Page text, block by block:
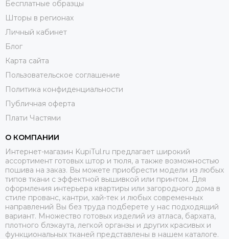
Бесплатные образцы
Шторы в регионах
Личный кабинет
Блог
Карта сайта
Пользовательское соглашение
Политика конфиденциальности
Публичная оферта
Плати Частями
О КОМПАНИИ
Интернет-магазин KupiTul.ru предлагает широкий
ассортимент готовых штор и тюля, а также возможностью
пошива на заказ. Вы можете приобрести модели из любых
типов ткани с эффектной вышивкой или принтом. Для
оформления интерьера квартиры или загородного дома в
стиле прованс, кантри, хай-тек и любых современных
направлений Вы без труда подберете у нас подходящий
вариант. Множество готовых изделий из атласа, бархата,
плотного блэкаута, легкой органзы и других красивых и
функциональных тканей представлены в нашем каталоге.